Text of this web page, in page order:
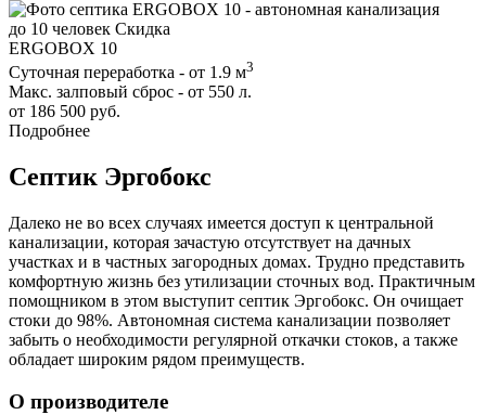
до 10 человек Скидка
ERGOBOX 10
Суточная переработка - от 1.9 м3
Макс. залповый сброс - от 550 л.
от 186 500 руб.
Подробнее
Септик Эргобокс
Далеко не во всех случаях имеется доступ к центральной
канализации, которая зачастую отсутствует на дачных
участках и в частных загородных домах. Трудно представить
комфортную жизнь без утилизации сточных вод. Практичным
помощником в этом выступит септик Эргобокс. Он очищает
стоки до 98%. Автономная система канализации позволяет
забыть о необходимости регулярной откачки стоков, а также
обладает широким рядом преимуществ.
О производителе